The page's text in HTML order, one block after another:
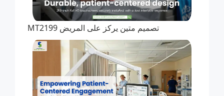
تصميم متين يركز على المريض MT2199